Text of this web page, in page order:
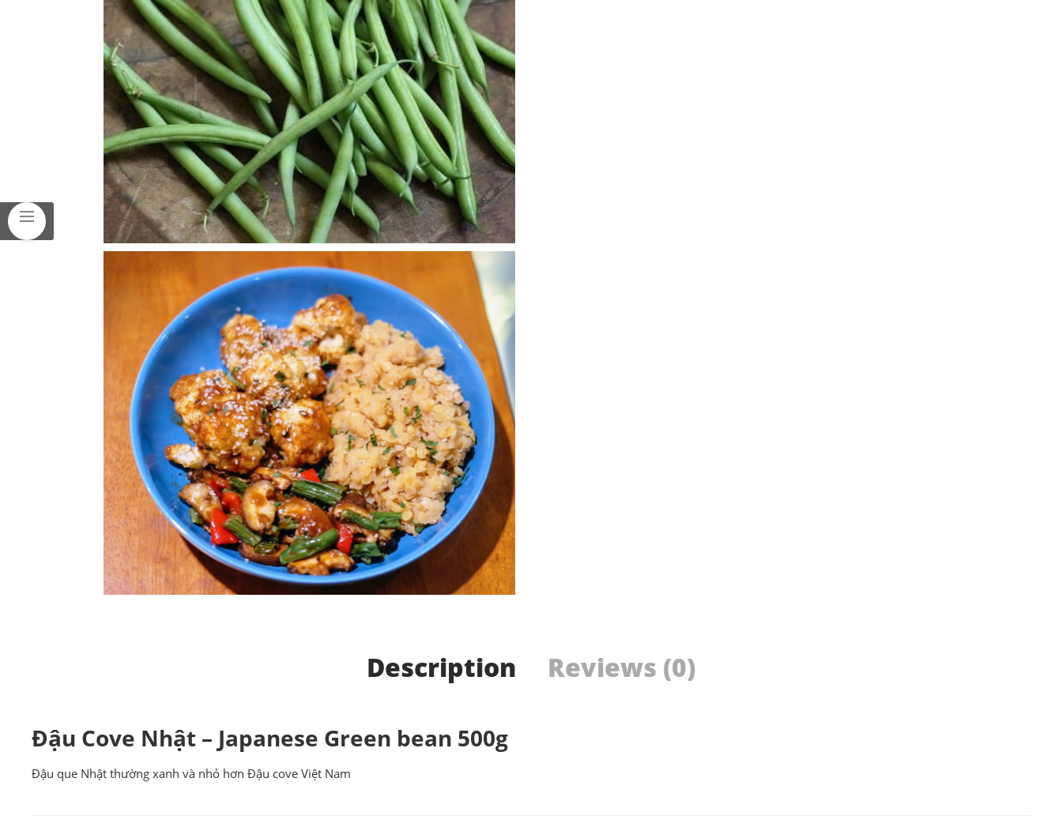
Description Reviews (0)
Đậu Cove Nhật – Japanese Green bean 500g
Đậu que Nhật thường xanh và nhỏ hơn Đậu cove Việt Nam